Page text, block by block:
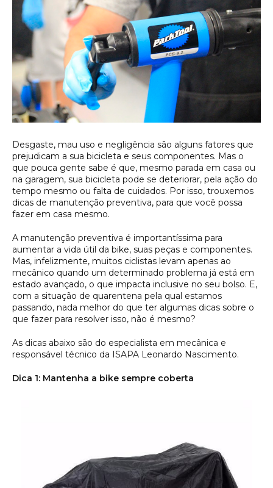
Desgaste, mau uso e negligência são alguns fatores que
prejudicam a sua bicicleta e seus componentes. Mas o
que pouca gente sabe é que, mesmo parada em casa ou
na garagem, sua bicicleta pode se deteriorar, pela ação do
tempo mesmo ou falta de cuidados. Por isso, trouxemos
dicas de manutenção preventiva, para que você possa
fazer em casa mesmo.
A manutenção preventiva é importantíssima para
aumentar a vida útil da bike, suas peças e componentes.
Mas, infelizmente, muitos ciclistas levam apenas ao
mecânico quando um determinado problema já está em
estado avançado, o que impacta inclusive no seu bolso. E,
com a situação de quarentena pela qual estamos
passando, nada melhor do que ter algumas dicas sobre o
que fazer para resolver isso, não é mesmo?
As dicas abaixo são do especialista em mecânica e
responsável técnico da ISAPA Leonardo Nascimento.
Dica 1: Mantenha a bike sempre coberta